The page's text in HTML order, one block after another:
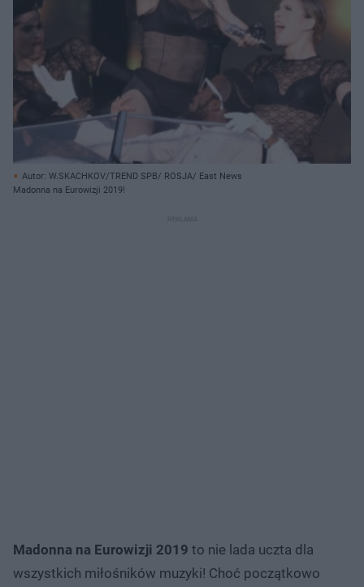
Autor: W.SKACHKOV/TREND SPB/ ROSJA/ East News
Madonna na Eurowizji 2019!
Madonna na Eurowizji 2019 to nie lada uczta dla
wszystkich miłośników muzyki! Choć początkowo